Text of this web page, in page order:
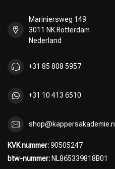
Mariniersweg 149
3011 NK Rotterdam
Nederland
+31 85 808 5957
+31 10 413 6510
shop@kappersakademie.nl
KVK nummer:90505247
btw-nummer: NL865339818B01